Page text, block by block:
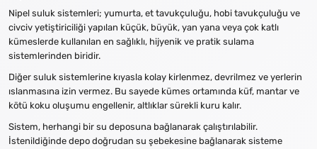
Nipel suluk sistemleri; yumurta, et tavukçuluğu, hobi tavukçuluğu ve
civciv yetiştiriciliği yapılan küçük, büyük, yan yana veya çok katlı
kümeslerde kullanılan en sağlıklı, hijyenik ve pratik sulama
sistemlerinden biridir.
Diğer suluk sistemlerine kıyasla kolay kirlenmez, devrilmez ve yerlerin
ıslanmasına izin vermez. Bu sayede kümes ortamında küf, mantar ve
kötü koku oluşumu engellenir, altlıklar sürekli kuru kalır.
Sistem, herhangi bir su deposuna bağlanarak çalıştırılabilir.
İstenildiğinde depo doğrudan su şebekesine bağlanarak sisteme